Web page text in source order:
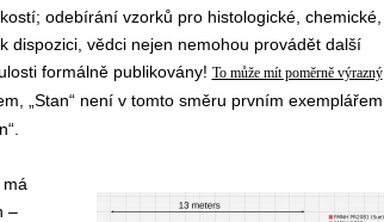
odebírání vzorků pro histologické, chemické,
dispozici, vědci nejen nemohou provádět další
formálně publikovány! To může mít poměrně výrazný
„Stan“ není v tomto směru prvním exemplářem
–